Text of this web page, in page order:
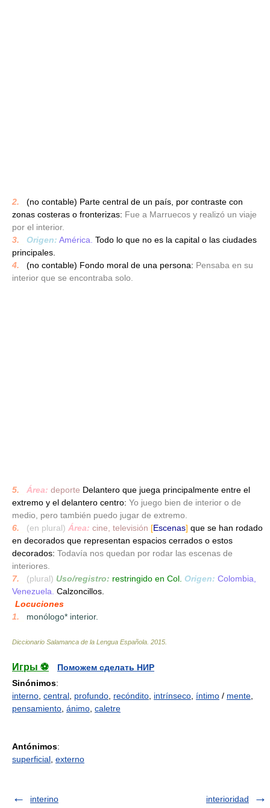
2.
(no contable) Parte central de un país, por contraste con
zonas costeras o fronterizas: Fue a Marruecos y realizó un viaje
por el interior.
3.
Origen: América. Todo lo que no es la capital o las ciudades
principales.
4.
(no contable) Fondo moral de una persona: Pensaba en su
interior que se encontraba solo.
5. Área: deporte Delantero que juega principalmente entre el
extremo y el delantero centro: Yo juego bien de interior o de
medio, pero también puedo jugar de extremo.
6.
(en plural) Área: cine, televisión [Escenas] que se han rodado
en decorados que representan espacios cerrados o estos
decorados: Todavía nos quedan por rodar las escenas de
interiores.
7.
(plural) Uso/registro: restringido en Col. Origen: Colombia,
Venezuela. Calzoncillos.
Locuciones
1.
monólogo* interior.
Diccionario Salamanca de la Lengua Española 2015
Игры ⚽
Поможем сделать НИР
Sinónimos:
interno central profundo recóndito intrínseco íntimo / mente
pensamiento ánimo caletre
Antónimos:
superficial externo
interino interioridad